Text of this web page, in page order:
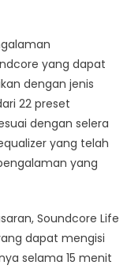
yang dapat
dengan jenis
22 preset
dengan selera
yang telah
yang
Soundcore Life
dapat mengisi
selama 15 menit